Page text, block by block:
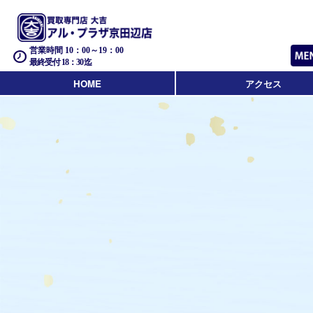
営業時間 10：00～19：00
最終受付 18：30迄
HOME アクセス